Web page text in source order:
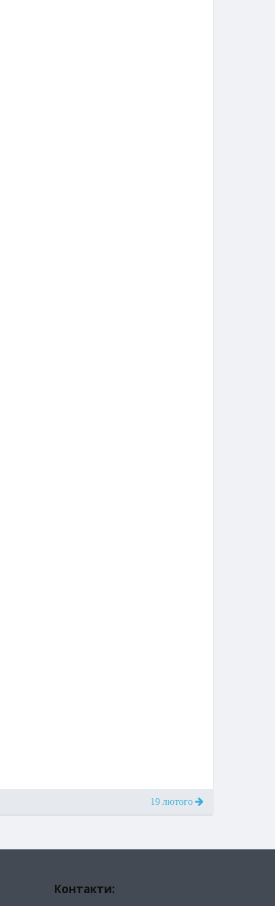
19 лютого
Контакти: